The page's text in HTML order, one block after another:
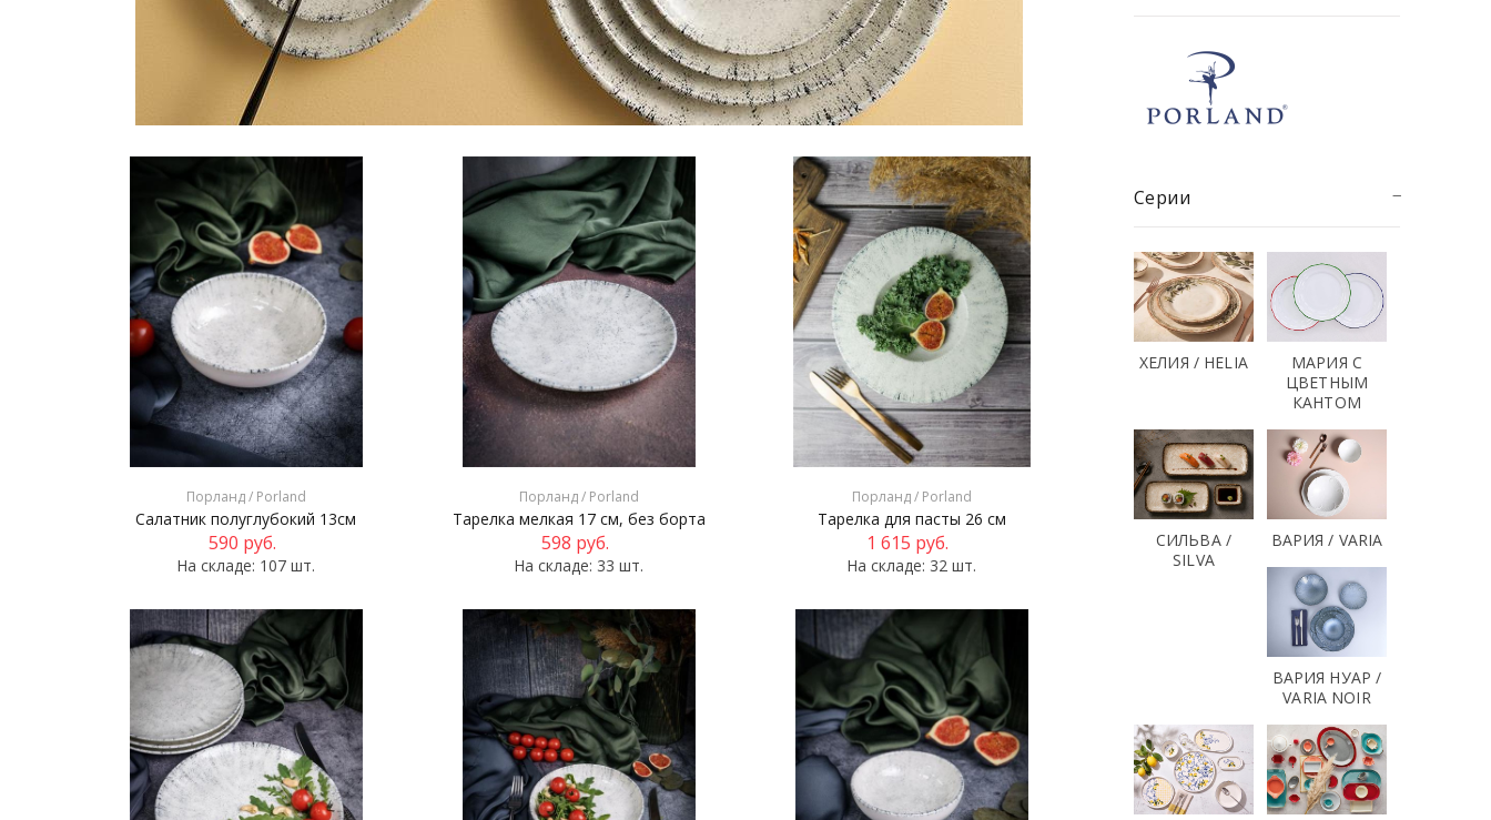
Серии
ХЕЛИЯ / HELIA
МАРИЯ С
ЦВЕТНЫМ
КАНТОМ
СИЛЬВА /
SILVA
ВАРИЯ / VARIA
ВАРИЯ НУАР /
VARIA NOIR
Порланд / Porland
Салатник полуглубокий 13см
590 руб.
На складе: 107 шт.
Порланд / Porland
Тарелка мелкая 17 см, без борта
598 руб.
На складе: 33 шт.
Порланд / Porland
Тарелка для пасты 26 см
1 615 руб.
На складе: 32 шт.